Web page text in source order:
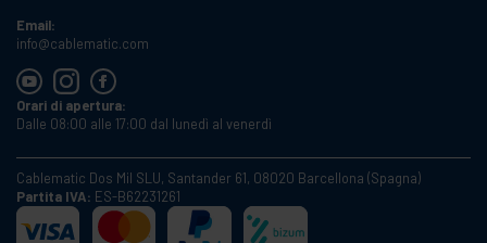
Email:
info@cablematic.com
Orari di apertura:
Dalle 08:00 alle 17:00 dal lunedì al venerdì
Cablematic Dos Mil SLU, Santander 61, 08020 Barcellona (Spagna)
Partita IVA: ES-B62231261